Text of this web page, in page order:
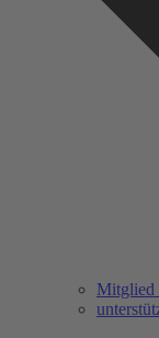
Mitglied